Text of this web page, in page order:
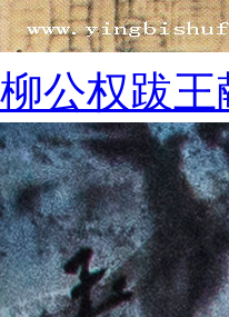
柳公权跋